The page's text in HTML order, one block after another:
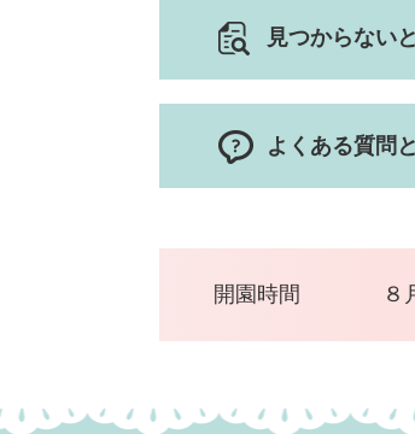
見つからない
よくある質問
開園時間 ８